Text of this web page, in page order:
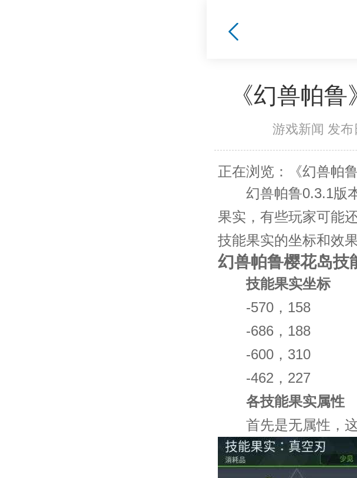
《幻兽帕
游戏新闻 发布
正在浏览：《幻兽帕
幻兽帕鲁0.3.1版
果实，有些玩家可能
技能果实的坐标和效
幻兽帕鲁樱花岛技
技能果实坐标
-570，158
-686，188
-600，310
-462，227
各技能果实属性
首先是无属性，这